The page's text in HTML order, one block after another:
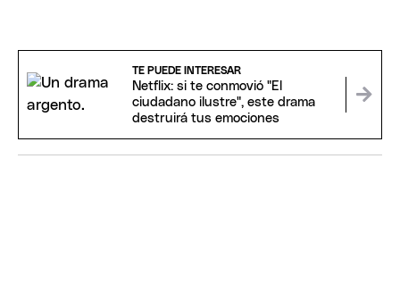
TE PUEDE INTERESAR
Netflix: si te conmovió "El
ciudadano ilustre", este drama
destruirá tus emociones